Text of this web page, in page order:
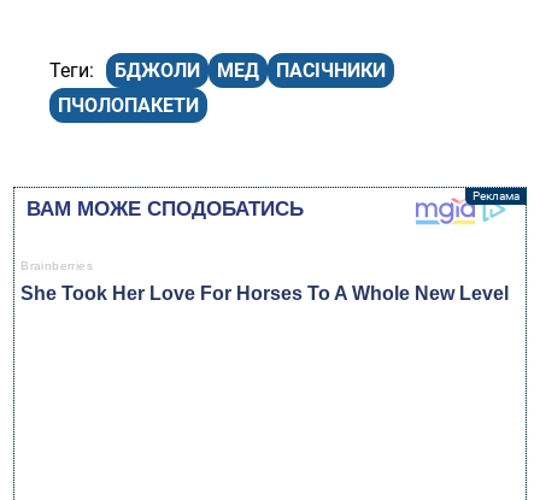
БДЖОЛИ МЕД
ПАСІЧНИКИ
ПЧОЛОПАКЕТИ